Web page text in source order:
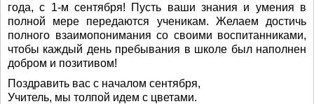
года, с 1-м сентября! Пусть ваши знания и умения в
полной мере передаются ученикам. Желаем достичь
полного взаимопонимания со своими воспитанниками,
чтобы каждый день пребывания в школе был наполнен
добром и позитивом!
Поздравить вас с началом сентября,
Учитель, мы толпой идем с цветами.